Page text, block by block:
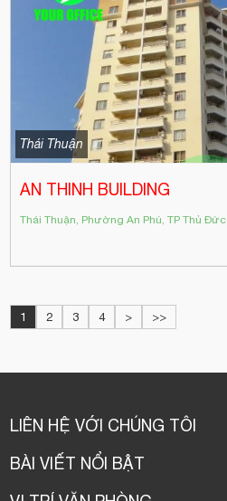
Thái Thuận
AN THINH BUILDING
Thái Thuận, Phường An Phú, TP Thủ Đức
1 2 3 4 > >>
LIÊN HỆ VỚI CHÚNG TÔI
BÀI VIẾT NỔI BẬT